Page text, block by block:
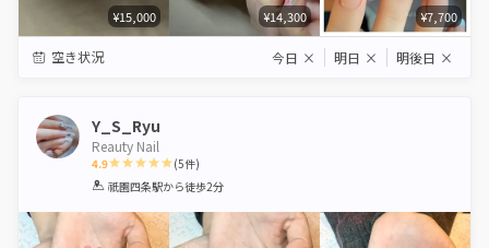
¥15,000 ¥14,300 ¥7,700
空き状況 今日 × 明日 × 明後日 ×
Y_S_Ryu
Reauty Nail
4.9
1 2 3 4 5
(5件)
祇園四条駅から徒歩2分